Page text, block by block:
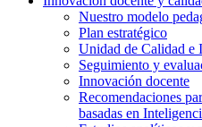
Nuestro modelo
Plan estratégico
Unidad de Calidad e
Seguimiento y
Innovación docente
Recomendaciones
basadas en